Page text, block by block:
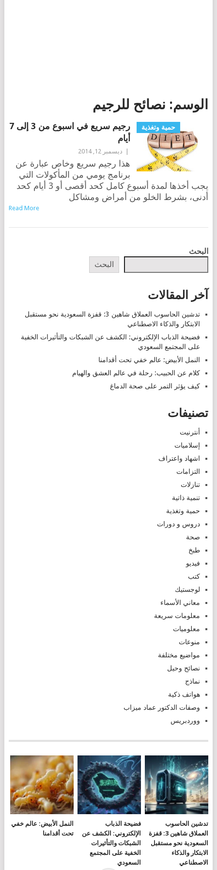
الوسم: نصائح للرجيم
حمية وتغذية
رجيم سريع في اسبوع من 3 إلى 7
أيام
ديسمبر 12, 2014
هذا رجيم سريع وخاص عبارة عن
برنامج يومي من المأكولات التي
يجب أخذها لمدة أسبوع كامل كحد أقصى أو 3 أيام كحد
أدنى، بشرط الخلو من أمراض ومشاكل
Read More
POSTS
البحث
البحث
آخر المقالات
تدشين الحاسوب العملاق شاهين 3: قفزة السعودية نحو مستقبل
الابتكار والذكاء الاصطناعي
فضيحة الذباب الإلكتروني: الكشف عن الشبكات والتأثيرات الخفية
على المجتمع السعودي
النمل الأبيض: عالم خفي تحت أقدامنا
كلام عن الحبيب: رحلة في عالم العشق والهيام
كيف يؤثر التمر على صحة الدماغ
تصنيفات
أنترنيت
إسلاميات
اشهاد واعتراف
التزامات
تنازلات
تنمية ذاتية
حمية وتغذية
دروس و دورات
صحة
طبخ
فيديو
كتب
لوجستيك
معاني الأسماء
معلومات سريعة
معلوميات
منوعات
مواضيع مختلفة
نصائح وحيل
نماذج
هواتف ذكية
وصفات الدكتور عماد ميزاب
ووردبريس
تدشين الحاسوب
العملاق شاهين 3: قفزة
السعودية نحو مستقبل
الابتكار والذكاء
الاصطناعي
فضيحة الذباب
الإلكتروني: الكشف عن
الشبكات والتأثيرات
الخفية على المجتمع
السعودي
النمل الأبيض: عالم خفي
تحت أقدامنا